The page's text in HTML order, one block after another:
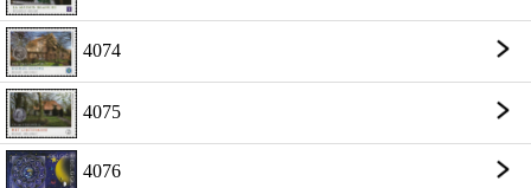
4074
4075
4076